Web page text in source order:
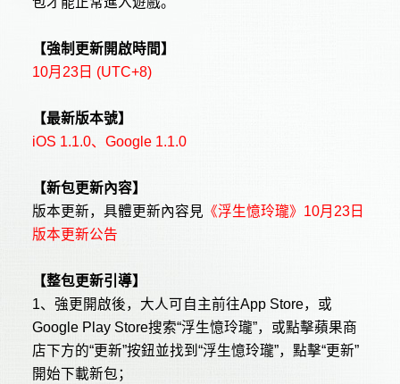
【強制更新開啟時間】
10月 23日 (UTC+8)
【最新版本號】
iOS 1.1.0、 Google 1.1.0
【新包更新內容】
版本更新，具體更新內容見 《浮生憶玲瓏》 10月 23日
版本更新公告
【整包更新引導】
1、強更開啟後，大人可自主前往App Store，或
Google Play Store搜索“浮生憶玲瓏”，或點擊蘋果商
店下方的“更新”按鈕並找到“浮生憶玲瓏”，點擊“更新”
開始下載新包；